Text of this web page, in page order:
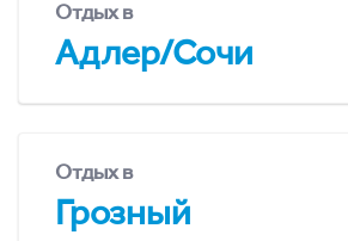
Отдых в
Адлер/Сочи
Отдых в
Грозный